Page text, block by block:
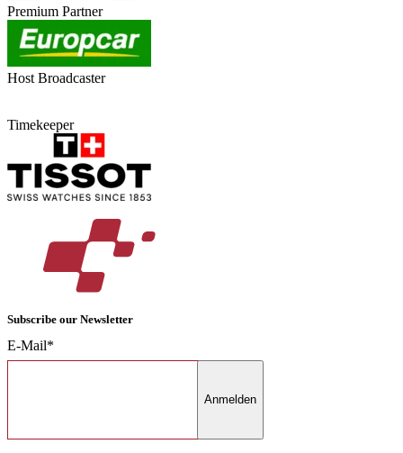
Premium Partner
Host Broadcaster
Timekeeper
Subscribe our Newsletter
E-Mail*
Anmelden